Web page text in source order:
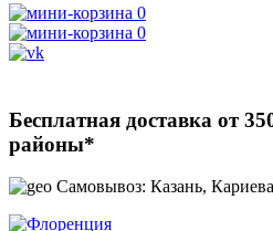
0
0
Бесплатная доставка от
районы*
Самовывоз: Казань,